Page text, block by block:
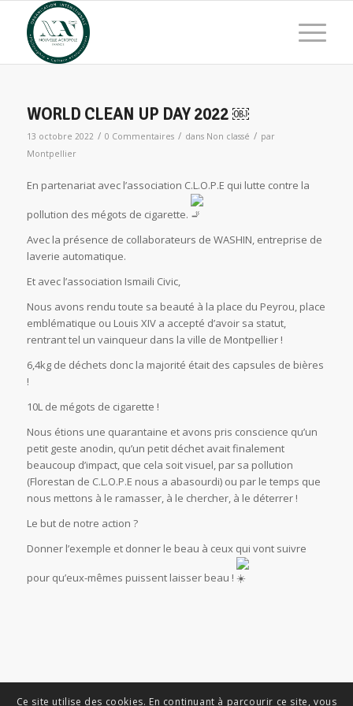
WORLD CLEAN UP DAY 2022 ￼
13 octobre 2022 / 0 Commentaires / dans Non classé / par
Montpellier
En partenariat avec l’association C.L.O.P.E qui lutte contre la
pollution des mégots de cigarette.
Avec la présence de collaborateurs de WASHIN, entreprise de
laverie automatique.
Et avec l’association Ismaili Civic,
Nous avons rendu toute sa beauté à la place du Peyrou, place
emblématique ou Louis XIV a accepté d’avoir sa statut,
rentrant tel un vainqueur dans la ville de Montpellier !
6,4kg de déchets donc la majorité était des capsules de bières
!
10L de mégots de cigarette !
Nous étions une quarantaine et avons pris conscience qu’un
petit geste anodin, qu’un petit déchet avait finalement
beaucoup d’impact, que cela soit visuel, par sa pollution
(Florestan de C.L.O.P.E nous a abasourdi) ou par le temps que
nous mettons à le ramasser, à le chercher, à le déterrer !
Le but de notre action ?
Donner l’exemple et donner le beau à ceux qui vont suivre
pour qu’eux-mêmes puissent laisser beau !
Ce site utilise des cookies. En continuant à parcourir ce site, vous